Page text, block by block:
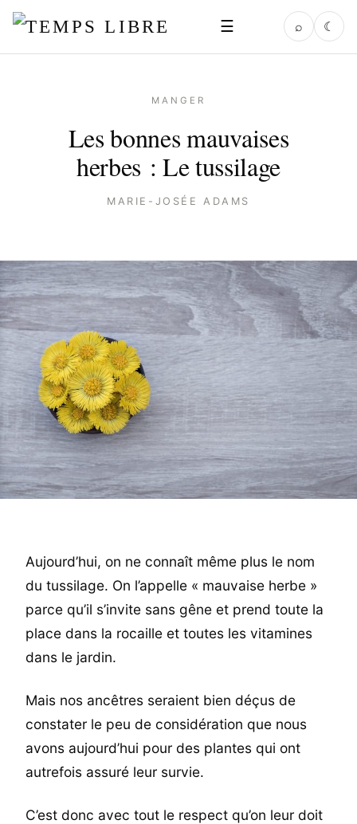
☰ ⌕ ☾
MANGER
Les bonnes mauvaises
herbes : Le tussilage
MARIE-JOSÉE ADAMS
Aujourd’hui, on ne connaît même plus le nom
du tussilage. On l’appelle « mauvaise herbe »
parce qu’il s’invite sans gêne et prend toute la
place dans la rocaille et toutes les vitamines
dans le jardin.
Mais nos ancêtres seraient bien déçus de
constater le peu de considération que nous
avons aujourd’hui pour des plantes qui ont
autrefois assuré leur survie.
C’est donc avec tout le respect qu’on leur doit